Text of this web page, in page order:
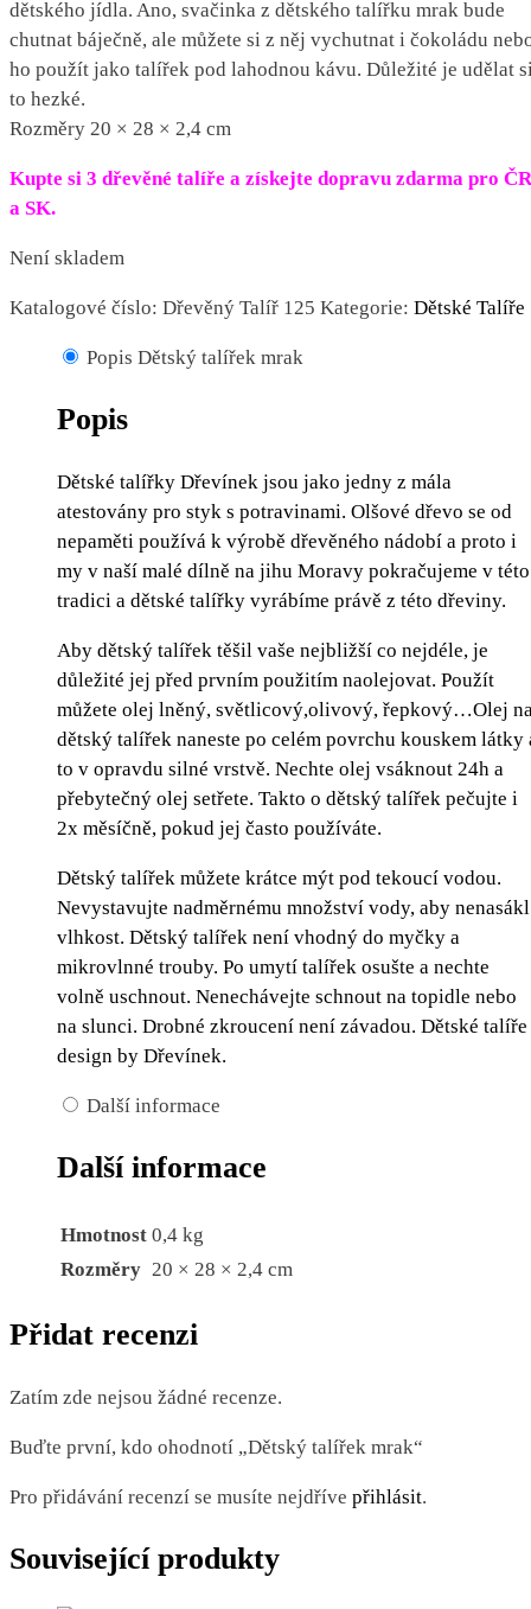
dětského jídla. Ano, svačinka z dětského talířku mrak bude
chutnat báječně, ale můžete si z něj vychutnat i čokoládu
ho použít jako talířek pod lahodnou kávu. Důležité je udělat
to hezké.
Rozměry 20 × 28 × 2,4 cm
Kupte si 3 dřevěné talíře a získejte dopravu zdarma pro ČR
a SK.
Není skladem
Katalogové číslo: Dřevěný Talíř 125 Kategorie: Dětské Talíře
Popis Dětský talířek mrak
Popis
Dětské talířky Dřevínek jsou jako jedny z mála
atestovány pro styk s potravinami. Olšové dřevo se od
nepaměti používá k výrobě dřevěného nádobí a proto i
my v naší malé dílně na jihu Moravy pokračujeme v této
tradici a dětské talířky vyrábíme právě z této dřeviny.
Aby dětský talířek těšil vaše nejbližší co nejdéle, je
důležité jej před prvním použitím naolejovat. Použít
můžete olej lněný, světlicový,olivový, řepkový…Olej
dětský talířek naneste po celém povrchu kouskem látky
to v opravdu silné vrstvě. Nechte olej vsáknout 24h a
přebytečný olej setřete. Takto o dětský talířek pečujte i
2x měsíčně, pokud jej často používáte.
Dětský talířek můžete krátce mýt pod tekoucí vodou.
Nevystavujte nadměrnému množství vody, aby nenasákl
vlhkost. Dětský talířek není vhodný do myčky a
mikrovlnné trouby. Po umytí talířek osušte a nechte
volně uschnout. Nenechávejte schnout na topidle nebo
na slunci. Drobné zkroucení není závadou. Dětské talíře
design by Dřevínek.
Další informace
Další informace
Hmotnost 0,4 kg
Rozměry 20 × 28 × 2,4 cm
Přidat recenzi
Zatím zde nejsou žádné recenze.
Buďte první, kdo ohodnotí „Dětský talířek mrak“
Pro přidávání recenzí se musíte nejdříve přihlásit.
Související produkty